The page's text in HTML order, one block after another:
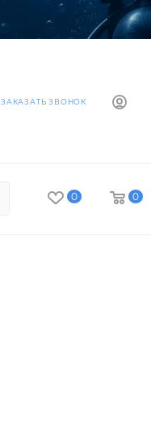
ЗАКАЗАТЬ ЗВОНОК
0 0